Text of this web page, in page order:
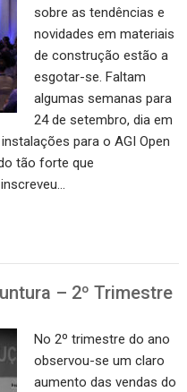
sobre as tendências e
novidades em materiais
de construção estão a
esgotar-se. Faltam
algumas semanas para
24 de setembro, dia em
para o AGI Open
tão forte que
– 2º Trimestre
No 2º trimestre do ano
observou-se um claro
aumento das vendas do